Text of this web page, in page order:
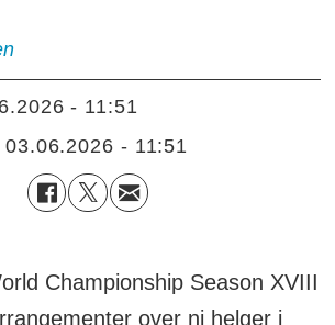
- 11:51
03.06.2026 - 11:51
Championship Season XVIII
over ni helger i